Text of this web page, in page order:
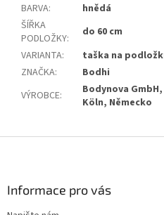
BARVA:
hnědá
ŠÍŘKA
PODLOŽKY:
do 60 cm
VARIANTA:
taška na
ZNAČKA:
Bodhi
VÝROBCE:
Bodynova GmbH,
Köln, Německo
Informace pro vás